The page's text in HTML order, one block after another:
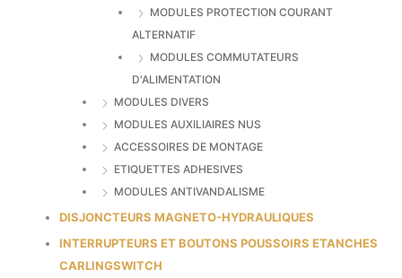
MODULES PROTECTION COURANT
ALTERNATIF
MODULES COMMUTATEURS
D'ALIMENTATION
MODULES DIVERS
MODULES AUXILIAIRES NUS
ACCESSOIRES DE MONTAGE
ETIQUETTES ADHESIVES
MODULES ANTIVANDALISME
DISJONCTEURS MAGNETO-HYDRAULIQUES
INTERRUPTEURS ET BOUTONS POUSSOIRS ETANCHES
CARLINGSWITCH